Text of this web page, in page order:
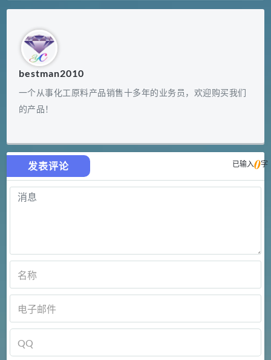
bestman2010
一个从事化工原料产品销售十多年的业务员，欢迎购买我们
的产品！
发表评论 已输入0字